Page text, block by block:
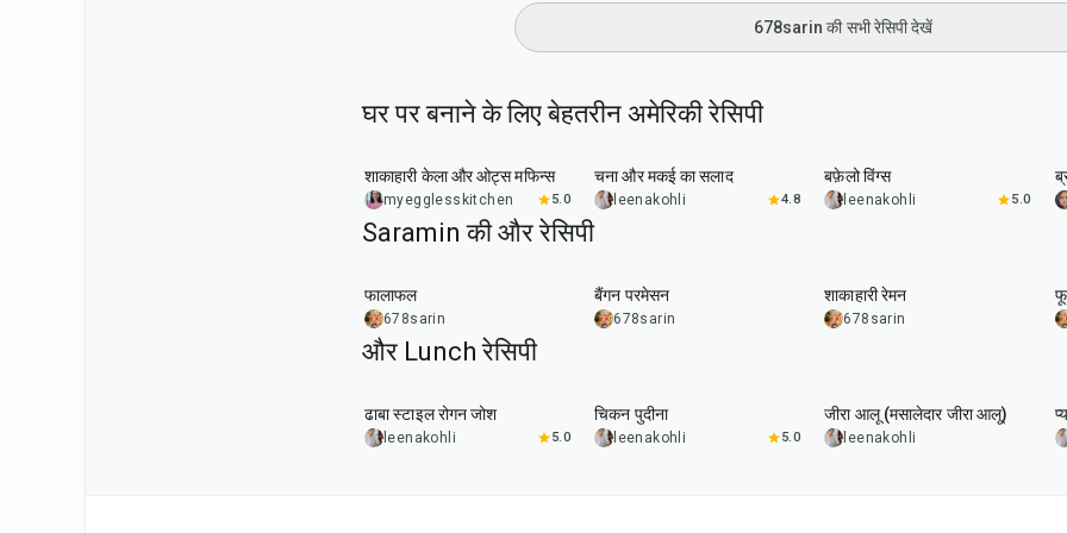
678sarin की सभी रेसिपी देखें
घर पर बनाने के लिए बेहतरीन अमेरिकी रेसिपी
शाकाहारी केला और ओट्स मफिन्स
myegglesskitchen 5.0
चना और मकई का सलाद
leenakohli 4.8
बफ़ेलो विंग्स
leenakohli 5.0
Saramin की और रेसिपी
फालाफल
678sarin
बैंगन परमेसन
678sarin
शाकाहारी रेमन
678sarin
और Lunch रेसिपी
ढाबा स्टाइल रोगन जोश
leenakohli 5.0
चिकन पुदीना
leenakohli 5.0
जीरा आलू (मसालेदार जीरा आलू)
leenakohli